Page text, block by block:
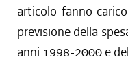
articolo fanno
previsione della
anni 1998-2000 e